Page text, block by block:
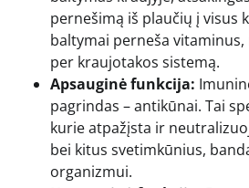
pernešimą iš plaučių į visus
baltymai perneša
per kraujotakos sistemą.
Apsauginė funkcija:
pagrindas – antikūnai. Tai
kurie atpažįsta ir
bei kitus svetimkūnius,
organizmui.